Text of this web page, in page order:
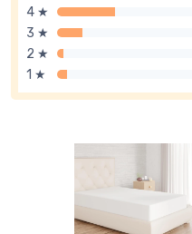
4 ★
3 ★
2 ★
1 ★